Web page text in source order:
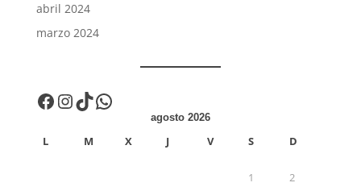
abril 2024
marzo 2024
Facebook
Instagram
TikTok
WhatsApp
agosto 2026
L M X J V S D
1 2